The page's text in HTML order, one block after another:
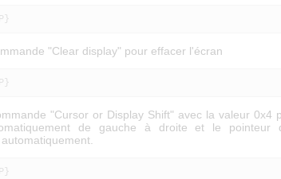
"Clear display" pour effacer l'écran
"Cursor or Display Shift" avec la valeur 0x4
de gauche à droite et le pointeur